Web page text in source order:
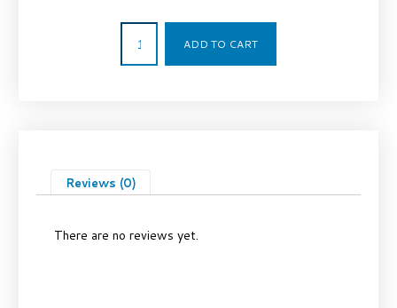
ADD TO CART
Reviews (0)
There are no reviews yet.